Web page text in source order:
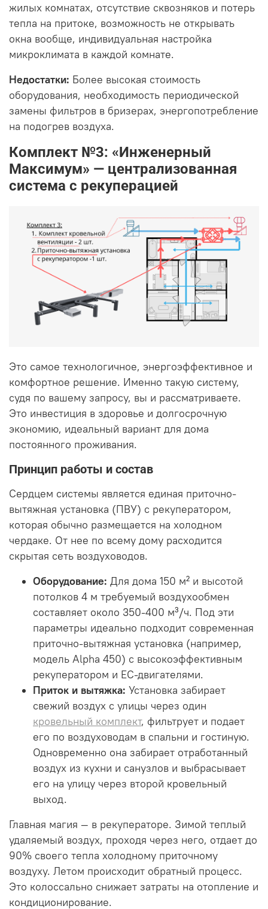
жилых комнатах, отсутствие сквозняков и потерь
тепла на притоке, возможность не открывать
окна вообще, индивидуальная настройка
микроклимата в каждой комнате.
Недостатки: Более высокая стоимость
оборудования, необходимость периодической
замены фильтров в бризерах, энергопотребление
на подогрев воздуха.
Комплект №3: «Инженерный
Максимум» — централизованная
система с рекуперацией
Это самое технологичное, энергоэффективное и
комфортное решение. Именно такую систему,
судя по вашему запросу, вы и рассматриваете.
Это инвестиция в здоровье и долгосрочную
экономию, идеальный вариант для дома
постоянного проживания.
Принцип работы и состав
Сердцем системы является единая приточно-
вытяжная установка (ПВУ) с рекуператором,
которая обычно размещается на холодном
чердаке. От нее по всему дому расходится
скрытая сеть воздуховодов.
Оборудование: Для дома 150 м² и высотой
потолков 4 м требуемый воздухообмен
составляет около 350-400 м³/ч. Под эти
параметры идеально подходит современная
приточно-вытяжная установка (например,
модель Alpha 450) с высокоэффективным
рекуператором и ЕС-двигателями.
Приток и вытяжка: Установка забирает
свежий воздух с улицы через один
кровельный комплект, фильтрует и подает
его по воздуховодам в спальни и гостиную.
Одновременно она забирает отработанный
воздух из кухни и санузлов и выбрасывает
его на улицу через второй кровельный
выход.
Главная магия — в рекуператоре. Зимой теплый
удаляемый воздух, проходя через него, отдает до
90% своего тепла холодному приточному
воздуху. Летом происходит обратный процесс.
Это колоссально снижает затраты на отопление и
кондиционирование.